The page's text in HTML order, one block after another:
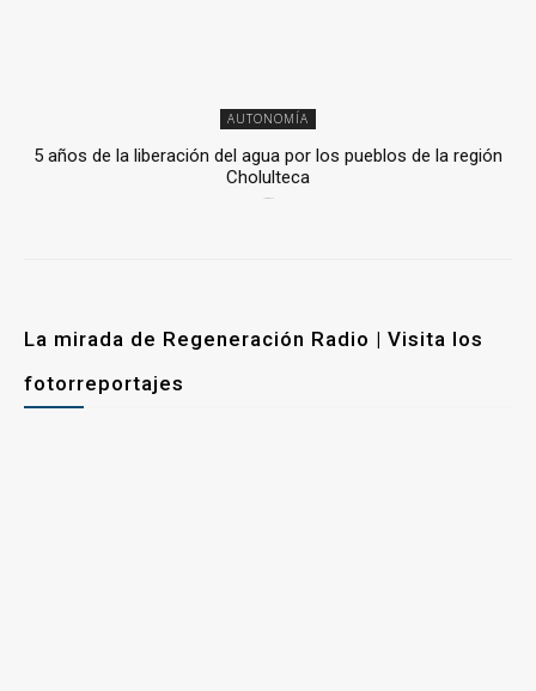
AUTONOMÍA
5 años de la liberación del agua por los pueblos de la región
Cholulteca
La mirada de Regeneración Radio | Visita los
fotorreportajes